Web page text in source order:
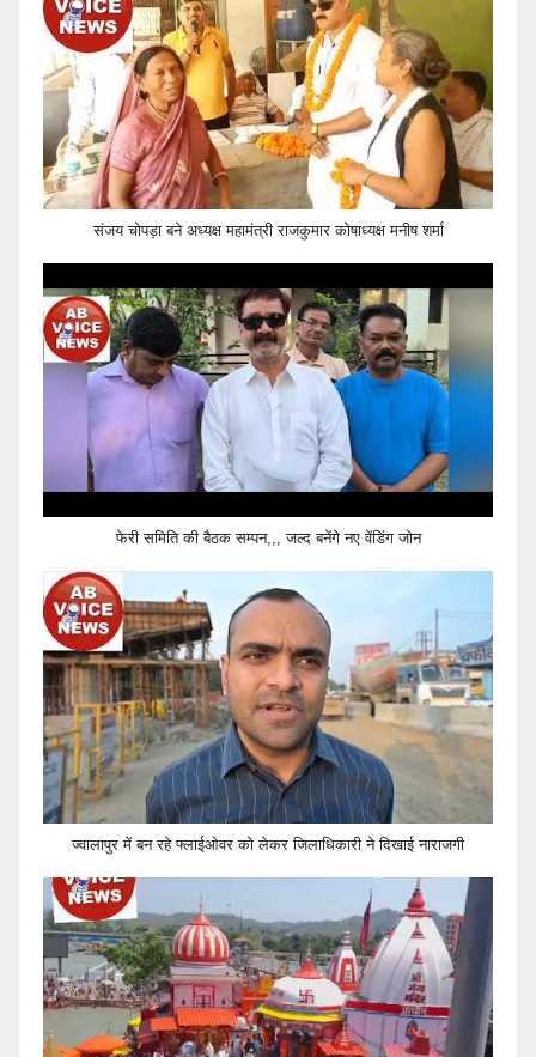
संजय चोपड़ा बने अध्यक्ष महामंत्री राजकुमार कोषाध्यक्ष मनीष शर्मा
फेरी समिति की बैठक सम्पन,,, जल्द बनेंगे नए वेंडिंग जोन
ज्वालापुर में बन रहे फ्लाईओवर को लेकर जिलाधिकारी ने दिखाई नाराजगी